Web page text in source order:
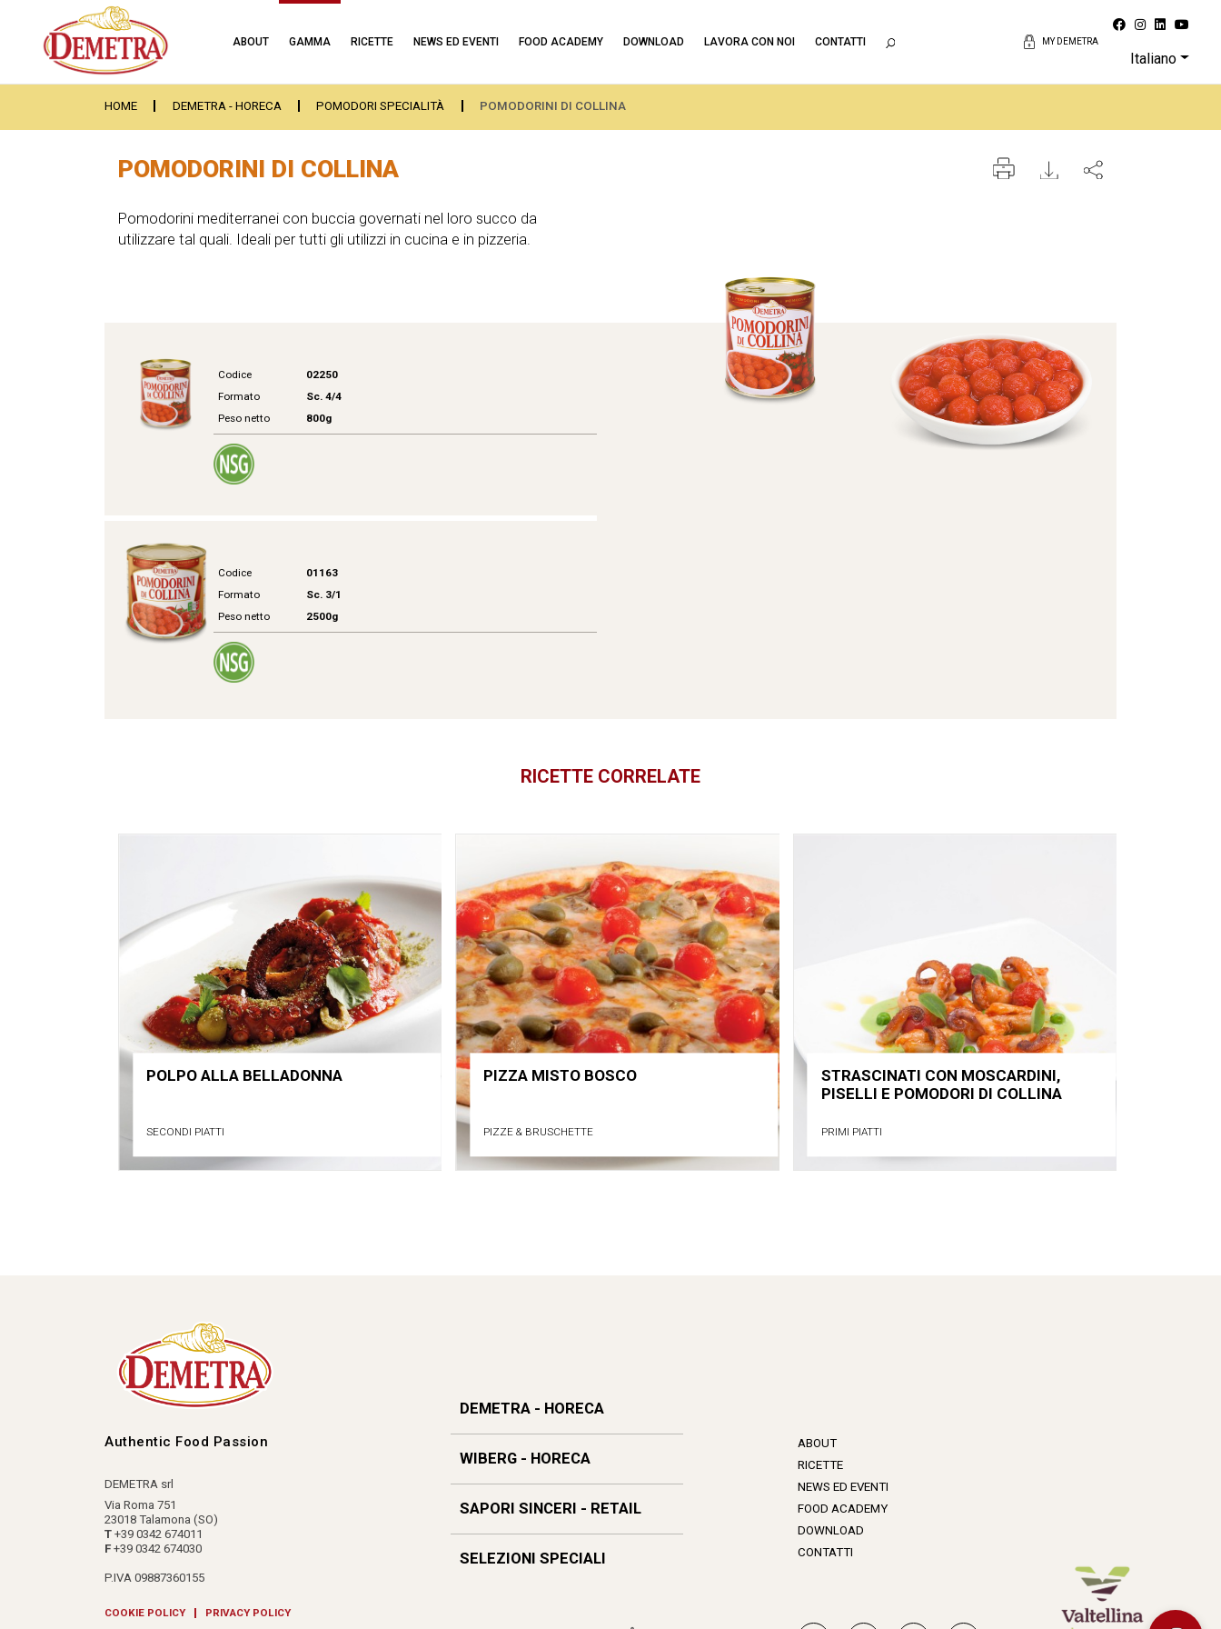
ABOUT GAMMA RICETTE NEWS ED EVENTI FOOD ACADEMY DOWNLOAD LAVORA CON NOI CONTATTI MY DEMETRA
Italiano
HOME DEMETRA - HORECA POMODORI SPECIALITÀ POMODORINI DI COLLINA
POMODORINI DI COLLINA
Pomodorini mediterranei con buccia governati nel loro succo da
utilizzare tal quali. Ideali per tutti gli utilizzi in cucina e in pizzeria.
Codice
02250
Formato
Sc. 4/4
Peso netto
800g
Codice
01163
Formato
Sc. 3/1
Peso netto
2500g
RICETTE CORRELATE
POLPO ALLA BELLADONNA
SECONDI PIATTI
PIZZA MISTO BOSCO
PIZZE & BRUSCHETTE
STRASCINATI CON MOSCARDINI,
PISELLI E POMODORI DI COLLINA
PRIMI PIATTI
Authentic Food Passion
DEMETRA srl
Via Roma 751
23018 Talamona (SO)
T +39 0342 674011
F +39 0342 674030
P.IVA 09887360155
COOKIE POLICY PRIVACY POLICY
DEMETRA - HORECA
WIBERG - HORECA
SAPORI SINCERI - RETAIL
SELEZIONI SPECIALI
ABOUT
RICETTE
NEWS ED EVENTI
FOOD ACADEMY
DOWNLOAD
CONTATTI